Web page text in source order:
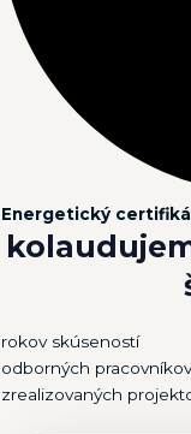
Energetický
rokov skúseností
odborných
zrealizovaných